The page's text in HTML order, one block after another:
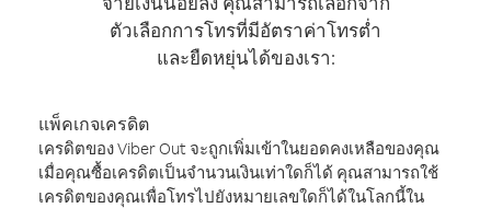
ตัวเลือกการโทรที่มีอัตราค่าโทรต่ำ
และยืดหยุ่นได้ของเรา:
แพ็คเกจเครดิต
เครดิตของ Viber Out จะถูกเพิ่มเข้าในยอดคงเหลือของคุณ
เมื่อคุณซื้อเครดิตเป็นจำนวนเงินเท่าใดก็ได้ คุณสามารถใช้
เครดิตของคุณเพื่อโทรไปยังหมายเลขใดก็ได้ในโลกนี้ใน